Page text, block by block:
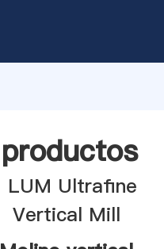
productos